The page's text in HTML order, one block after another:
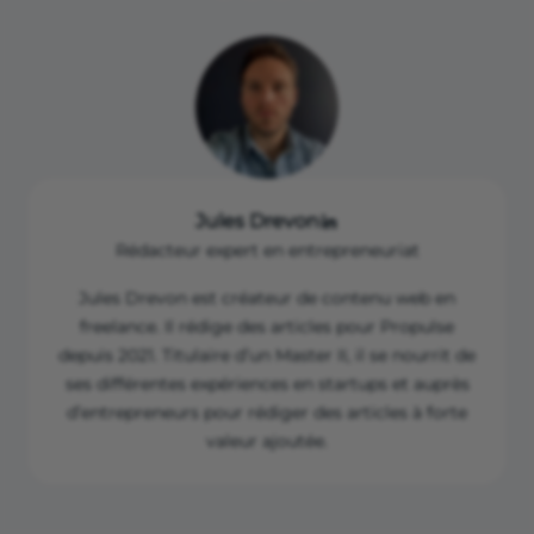
Jules Drevon
Rédacteur expert en entrepreneuriat
Jules Drevon est créateur de contenu web en
freelance. Il rédige des articles pour Propulse
depuis 2021. Titulaire d’un Master II, il se nourrit de
ses différentes expériences en startups et auprès
d’entrepreneurs pour rédiger des articles à forte
valeur ajoutée.